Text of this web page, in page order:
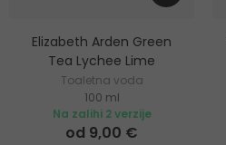
Elizabeth Arden Green
Tea Lychee Lime
Toaletna voda
100 ml
Na zalihi 2 verzije
od 9,00 €